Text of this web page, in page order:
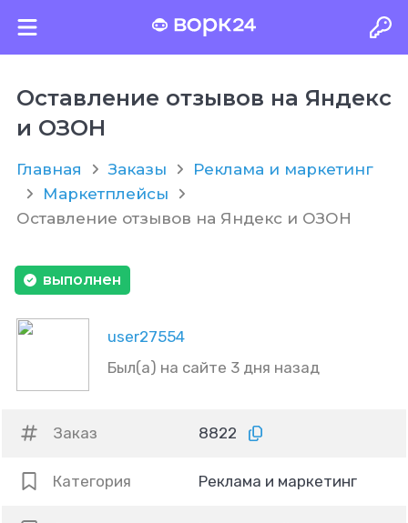
Оставление отзывов на Яндекс
и ОЗОН
Главная Заказы
Реклама и маркетинг
Маркетплейсы
Оставление отзывов на Яндекс и ОЗОН
user27554
Был(а) на сайте 3 дня назад
выполнен
Заказ 8822
Категория Реклама и маркетинг